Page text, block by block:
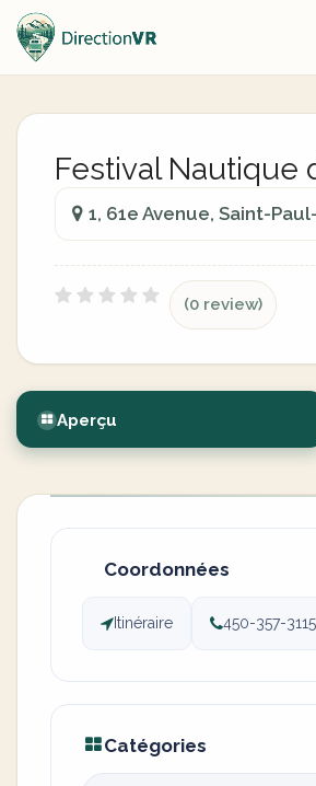
Festival Nautique
1, 61e Avenue, Saint-
(0 review)
Aperçu
Coordonnées
Itinéraire 450-357-3115
Catégories